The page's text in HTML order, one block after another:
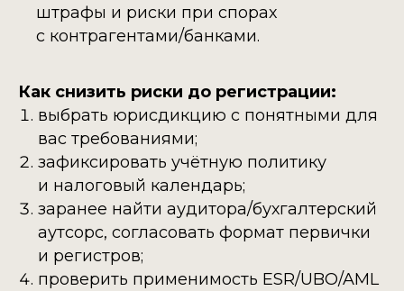
штрафы и риски при спорах
с контрагентами/банками.
Как снизить риски до регистрации:
выбрать юрисдикцию с понятными для
вас требованиями;
зафиксировать учётную политику
и налоговый календарь;
заранее найти аудитора/бухгалтерский
аутсорс, согласовать формат первички
и регистров;
проверить применимость ESR/UBO/AML